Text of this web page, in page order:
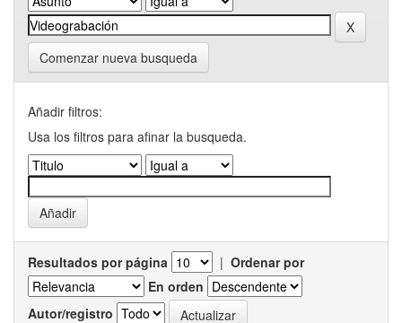
Comenzar nueva busqueda
Añadir filtros:
Usa los filtros para afinar la busqueda.
Resultados por página | Ordenar por
En orden
Autor/registro